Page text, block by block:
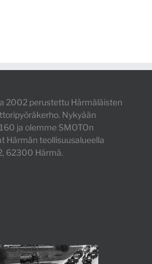
2002 perustettu Härmäläisten
Nykyään
ja olemme SMOTOn
Härmän teollisuusalueella
62300 Härmä.